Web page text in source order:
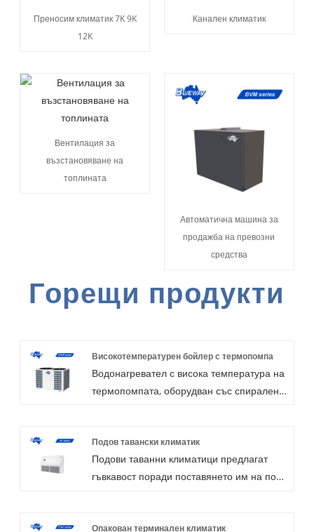
Преносим климатик 7K 9K
12K
Канален климатик
Вентилация за
възстановяване на
топлината
Автоматична машина за
продажба на превозни
средства
Горещи продукти
Високотемпературен бойлер с термопомпа
Водонагревател с висока температура на
термопомпата, оборудван със спирален
функция Интелигентно размразяване и
функция против легионела.
Температурата на изходната вода от тип
Подов тавански климатик
Подови таванни климатици предлагат
гъвкавост поради поставянето им на пода
стандартния контролен панел, опция за
Опакован терминален климатик